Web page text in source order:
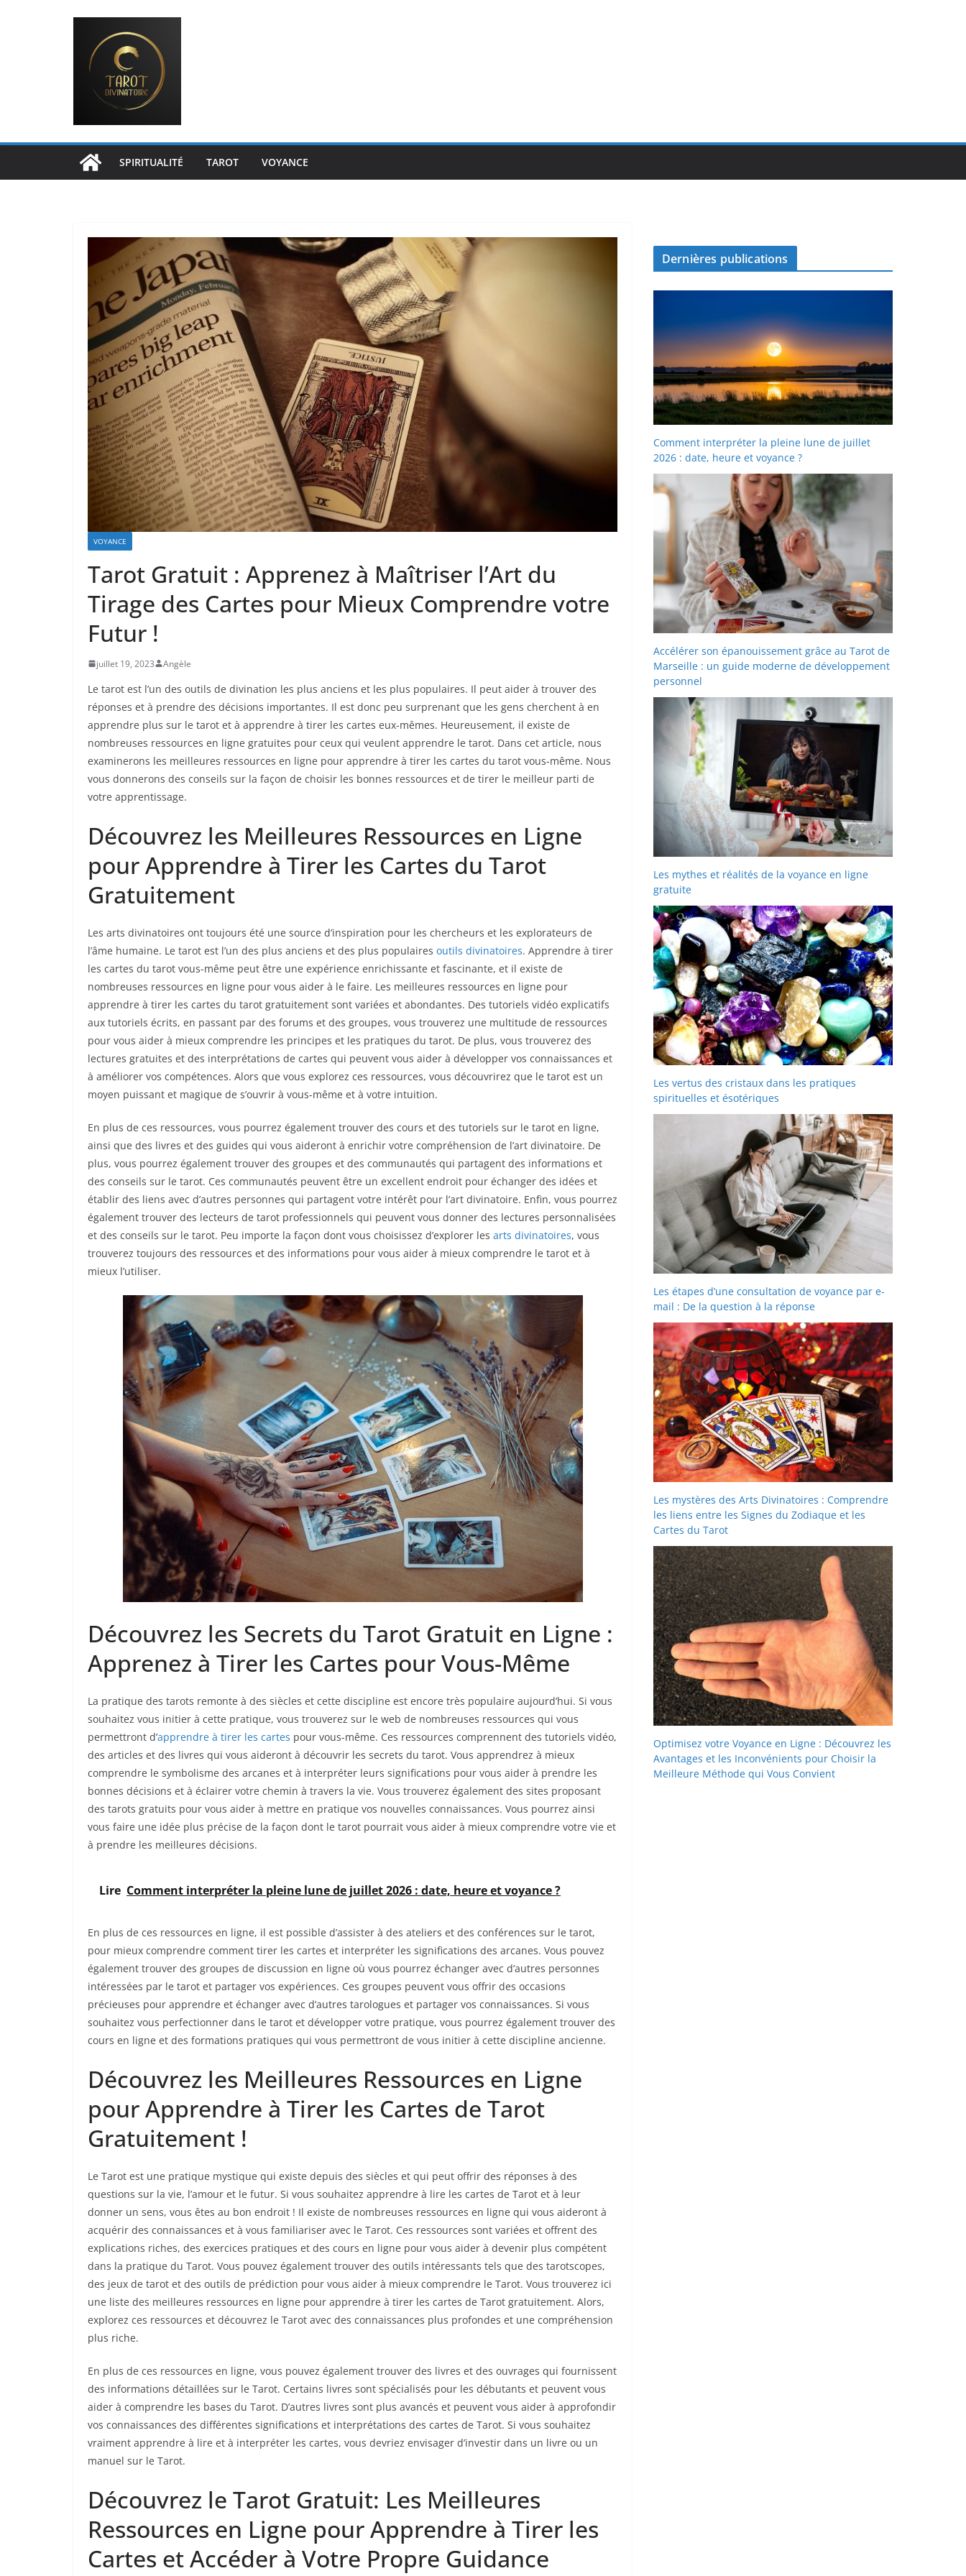
SPIRITUALITÉ TAROT VOYANCE
VOYANCE
Tarot Gratuit : Apprenez à Maîtriser l’Art du
Tirage des Cartes pour Mieux Comprendre votre
Futur !
juillet 19, 2023 Angèle
Le tarot est l’un des outils de divination les plus anciens et les plus populaires. Il peut aider à trouver des
réponses et à prendre des décisions importantes. Il est donc peu surprenant que les gens cherchent à en
apprendre plus sur le tarot et à apprendre à tirer les cartes eux-mêmes. Heureusement, il existe de
nombreuses ressources en ligne gratuites pour ceux qui veulent apprendre le tarot. Dans cet article, nous
examinerons les meilleures ressources en ligne pour apprendre à tirer les cartes du tarot vous-même. Nous
vous donnerons des conseils sur la façon de choisir les bonnes ressources et de tirer le meilleur parti de
votre apprentissage.
Découvrez les Meilleures Ressources en Ligne
pour Apprendre à Tirer les Cartes du Tarot
Gratuitement
Les arts divinatoires ont toujours été une source d’inspiration pour les chercheurs et les explorateurs de
l’âme humaine. Le tarot est l’un des plus anciens et des plus populaires outils divinatoires. Apprendre à tirer
les cartes du tarot vous-même peut être une expérience enrichissante et fascinante, et il existe de
nombreuses ressources en ligne pour vous aider à le faire. Les meilleures ressources en ligne pour
apprendre à tirer les cartes du tarot gratuitement sont variées et abondantes. Des tutoriels vidéo explicatifs
aux tutoriels écrits, en passant par des forums et des groupes, vous trouverez une multitude de ressources
pour vous aider à mieux comprendre les principes et les pratiques du tarot. De plus, vous trouverez des
lectures gratuites et des interprétations de cartes qui peuvent vous aider à développer vos connaissances et
à améliorer vos compétences. Alors que vous explorez ces ressources, vous découvrirez que le tarot est un
moyen puissant et magique de s’ouvrir à vous-même et à votre intuition.
En plus de ces ressources, vous pourrez également trouver des cours et des tutoriels sur le tarot en ligne,
ainsi que des livres et des guides qui vous aideront à enrichir votre compréhension de l’art divinatoire. De
plus, vous pourrez également trouver des groupes et des communautés qui partagent des informations et
des conseils sur le tarot. Ces communautés peuvent être un excellent endroit pour échanger des idées et
établir des liens avec d’autres personnes qui partagent votre intérêt pour l’art divinatoire. Enfin, vous pourrez
également trouver des lecteurs de tarot professionnels qui peuvent vous donner des lectures personnalisées
et des conseils sur le tarot. Peu importe la façon dont vous choisissez d’explorer les arts divinatoires, vous
trouverez toujours des ressources et des informations pour vous aider à mieux comprendre le tarot et à
mieux l’utiliser.
Découvrez les Secrets du Tarot Gratuit en Ligne :
Apprenez à Tirer les Cartes pour Vous-Même
La pratique des tarots remonte à des siècles et cette discipline est encore très populaire aujourd’hui. Si vous
souhaitez vous initier à cette pratique, vous trouverez sur le web de nombreuses ressources qui vous
permettront d’apprendre à tirer les cartes pour vous-même. Ces ressources comprennent des tutoriels vidéo,
des articles et des livres qui vous aideront à découvrir les secrets du tarot. Vous apprendrez à mieux
comprendre le symbolisme des arcanes et à interpréter leurs significations pour vous aider à prendre les
bonnes décisions et à éclairer votre chemin à travers la vie. Vous trouverez également des sites proposant
des tarots gratuits pour vous aider à mettre en pratique vos nouvelles connaissances. Vous pourrez ainsi
vous faire une idée plus précise de la façon dont le tarot pourrait vous aider à mieux comprendre votre vie et
à prendre les meilleures décisions.
Lire Comment interpréter la pleine lune de juillet 2026 : date, heure et voyance ?
En plus de ces ressources en ligne, il est possible d’assister à des ateliers et des conférences sur le tarot,
pour mieux comprendre comment tirer les cartes et interpréter les significations des arcanes. Vous pouvez
également trouver des groupes de discussion en ligne où vous pourrez échanger avec d’autres personnes
intéressées par le tarot et partager vos expériences. Ces groupes peuvent vous offrir des occasions
précieuses pour apprendre et échanger avec d’autres tarologues et partager vos connaissances. Si vous
souhaitez vous perfectionner dans le tarot et développer votre pratique, vous pourrez également trouver des
cours en ligne et des formations pratiques qui vous permettront de vous initier à cette discipline ancienne.
Découvrez les Meilleures Ressources en Ligne
pour Apprendre à Tirer les Cartes de Tarot
Gratuitement !
Le Tarot est une pratique mystique qui existe depuis des siècles et qui peut offrir des réponses à des
questions sur la vie, l’amour et le futur. Si vous souhaitez apprendre à lire les cartes de Tarot et à leur
donner un sens, vous êtes au bon endroit ! Il existe de nombreuses ressources en ligne qui vous aideront à
acquérir des connaissances et à vous familiariser avec le Tarot. Ces ressources sont variées et offrent des
explications riches, des exercices pratiques et des cours en ligne pour vous aider à devenir plus compétent
dans la pratique du Tarot. Vous pouvez également trouver des outils intéressants tels que des tarotscopes,
des jeux de tarot et des outils de prédiction pour vous aider à mieux comprendre le Tarot. Vous trouverez ici
une liste des meilleures ressources en ligne pour apprendre à tirer les cartes de Tarot gratuitement. Alors,
explorez ces ressources et découvrez le Tarot avec des connaissances plus profondes et une compréhension
plus riche.
En plus de ces ressources en ligne, vous pouvez également trouver des livres et des ouvrages qui fournissent
des informations détaillées sur le Tarot. Certains livres sont spécialisés pour les débutants et peuvent vous
aider à comprendre les bases du Tarot. D’autres livres sont plus avancés et peuvent vous aider à approfondir
vos connaissances des différentes significations et interprétations des cartes de Tarot. Si vous souhaitez
vraiment apprendre à lire et à interpréter les cartes, vous devriez envisager d’investir dans un livre ou un
manuel sur le Tarot.
Découvrez le Tarot Gratuit: Les Meilleures
Ressources en Ligne pour Apprendre à Tirer les
Cartes et Accéder à Votre Propre Guidance
Dernières publications
Comment interpréter la pleine lune de juillet
2026 : date, heure et voyance ?
Accélérer son épanouissement grâce au Tarot de
Marseille : un guide moderne de développement
personnel
Les mythes et réalités de la voyance en ligne
gratuite
Les vertus des cristaux dans les pratiques
spirituelles et ésotériques
Les étapes d’une consultation de voyance par e-
mail : De la question à la réponse
Les mystères des Arts Divinatoires : Comprendre
les liens entre les Signes du Zodiaque et les
Cartes du Tarot
Optimisez votre Voyance en Ligne : Découvrez les
Avantages et les Inconvénients pour Choisir la
Meilleure Méthode qui Vous Convient